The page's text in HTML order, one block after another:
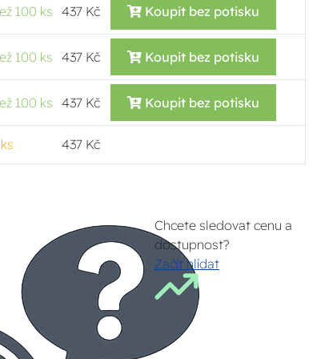
100 ks 437 Kč Koupit bez potisku
100 ks 437 Kč Koupit bez potisku
100 ks 437 Kč Koupit bez potisku
437 Kč
Chcete sledovat cenu a
dostupnost?
Začít hlídat